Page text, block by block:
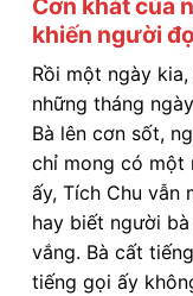
Cơn khát của
khiến người
Rồi một ngày
những tháng
Bà lên cơn sốt,
chỉ mong có một
ấy, Tích Chu vẫn
hay biết người
vắng. Bà cất
tiếng gọi ấy